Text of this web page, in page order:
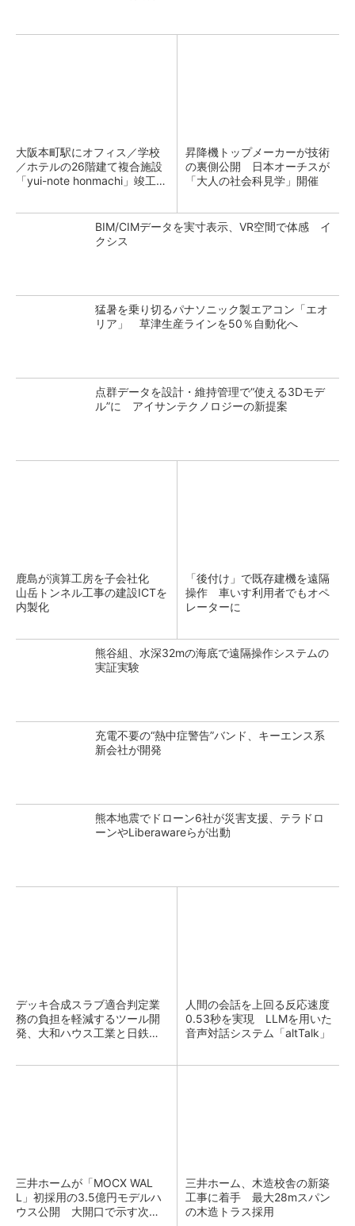
大阪本町駅にオフィス／学校
／ホテルの26階建て複合施設
「yui-note honmachi」竣工、
昇降機トップメーカーが技術
の裏側公開 日本オーチスが
「大人の社会科見学」開催
BIM/CIMデータを実寸表示、VR空間で体感 イ
クシス
猛暑を乗り切るパナソニック製エアコン「エオ
リア」 草津生産ラインを50％自動化へ
点群データを設計・維持管理で“使える3Dモデ
ル”に アイサンテクノロジーの新提案
鹿島が演算工房を子会社化
山岳トンネル工事の建設ICTを
内製化
「後付け」で既存建機を遠隔
操作 車いす利用者でもオペ
レーターに
熊谷組、水深32mの海底で遠隔操作システムの
実証実験
充電不要の“熱中症警告”バンド、キーエンス系
新会社が開発
熊本地震でドローン6社が災害支援、テラドロ
ーンやLiberawareらが出動
デッキ合成スラブ適合判定業
務の負担を軽減するツール開
発、大和ハウス工業と日鉄建
人間の会話を上回る反応速度
0.53秒を実現 LLMを用いた
音声対話システム「altTalk」
三井ホームが「MOCX WAL
L」初採用の3.5億円モデルハ
ウス公開 大開口で示す次世
三井ホーム、木造校舎の新築
工事に着手 最大28mスパン
の木造トラス採用